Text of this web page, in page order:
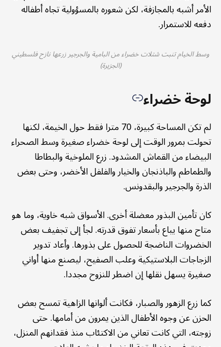
الأمر أشبه بالمجازفة، لكن شعوره بالمسؤولية تجاه أطفاله
دفعه للاستمرار.
وسط الخيام تنبت شتلات خضراء من البامية والجرجير زرعها نازح فلسطيني
(الجزيرة)
لوحة خضراء
لم تكن المساحة كبيرة، 70 مترا فقط حول الخيمة، لكنها
تحولت بمرور الوقت إلى لوحة خضراء صغيرة وسط الصحراء
البيضاء من القماش المشدود. زرع الملوخية والبطاطا
والطماطم والباذنجان والخيار والفلفل الأخضر، وحتى بعض
الذرة والجرجير والبقدونس.
كان تأمين البذور معضلة أخرى. الأسواق شبه خاوية، وما هو
متاح منها يباع بأسعار تفوق قدرته. لجأ إلى تجفيف بعض
الخضروات الناضجة للحصول على بذورها. وأعاد تدوير
الزجاجات البلاستيكية وعلب الصفيح، ليصنع منها أواني
صغيرة يسهل نقلها إن اضطر للنزوح مجددا.
كما زرع الزهور والصبار، فكانت ألوانها الزاهية تمسح بعض
الحزن عن وجوه الأطفال الذين يمرون من أمامها. حتى
زوجته، التي كانت تعاني من الاكتئاب منذ فقدانهم المنزل،